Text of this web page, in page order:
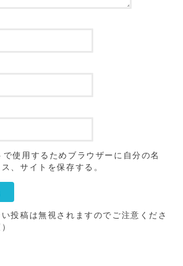
で使用するためブラウザーに自分の名
、サイトを保存する。
投稿は無視されますのでご注意くださ